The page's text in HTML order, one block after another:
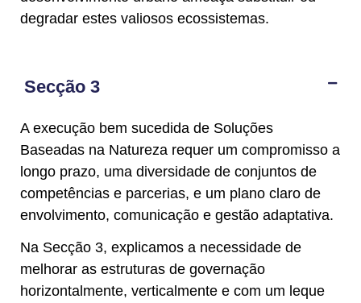
degradar estes valiosos ecossistemas.
Secção 3
A execução bem sucedida de Soluções
Baseadas na Natureza requer um compromisso a
longo prazo, uma diversidade de conjuntos de
competências e parcerias, e um plano claro de
envolvimento, comunicação e gestão adaptativa.
Na Secção 3, explicamos a necessidade de
melhorar as estruturas de governação
horizontalmente, verticalmente e com um leque